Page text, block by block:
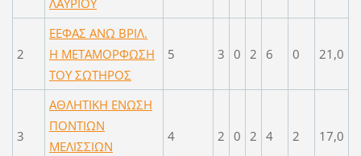
ΛΑΥΡΙΟΥ
2
ΕΕΦΑΣ ΑΝΩ ΒΡΙΛ.
Η ΜΕΤΑΜΟΡΦΩΣΗ
ΤΟΥ ΣΩΤΗΡΟΣ
5 3 0 2 6 0 21,0
3
ΑΘΛΗΤΙΚΗ ΕΝΩΣΗ
ΠΟΝΤΙΩΝ
ΜΕΛΙΣΣΙΩΝ
4 2 0 2 4 2 17,0